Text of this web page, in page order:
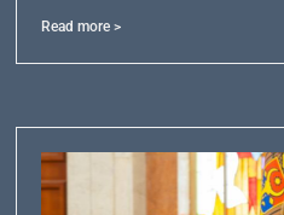
Read more >